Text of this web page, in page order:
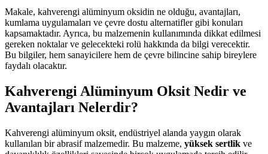
Makale, kahverengi alüminyum oksidin ne olduğu, avantajları,
kumlama uygulamaları ve çevre dostu alternatifler gibi konuları
kapsamaktadır. Ayrıca, bu malzemenin kullanımında dikkat edilmesi
gereken noktalar ve gelecekteki rolü hakkında da bilgi verecektir.
Bu bilgiler, hem sanayicilere hem de çevre bilincine sahip bireylere
faydalı olacaktır.
Kahverengi Alüminyum Oksit Nedir ve
Avantajları Nelerdir?
Kahverengi alüminyum oksit, endüstriyel alanda yaygın olarak
kullanılan bir abrasif malzemedir. Bu malzeme, yüksek sertlik ve